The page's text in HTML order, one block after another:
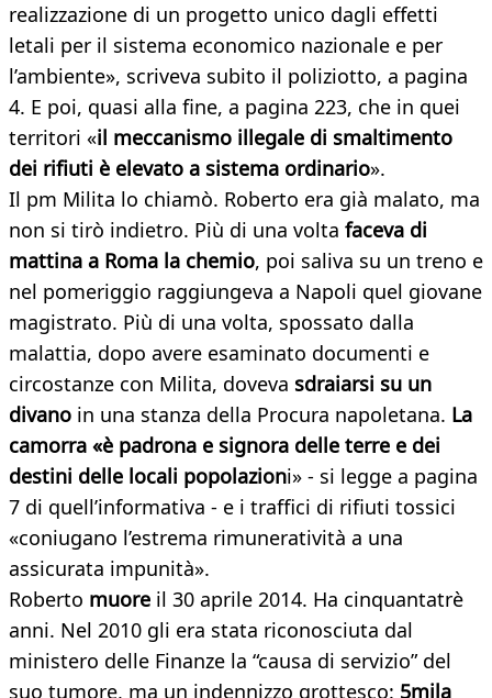
realizzazione di un progetto unico dagli effetti
letali per il sistema economico nazionale e per
l’ambiente», scriveva subito il poliziotto, a pagina
4. E poi, quasi alla fine, a pagina 223, che in quei
territori «il meccanismo illegale di smaltimento
dei rifiuti è elevato a sistema ordinario».
Il pm Milita lo chiamò. Roberto era già malato, ma
non si tirò indietro. Più di una volta faceva di
mattina a Roma la chemio, poi saliva su un treno e
nel pomeriggio raggiungeva a Napoli quel giovane
magistrato. Più di una volta, spossato dalla
malattia, dopo avere esaminato documenti e
circostanze con Milita, doveva sdraiarsi su un
divano in una stanza della Procura napoletana. La
camorra «è padrona e signora delle terre e dei
destini delle locali popolazioni» - si legge a pagina
7 di quell’informativa - e i traffici di rifiuti tossici
«coniugano l’estrema rimuneratività a una
assicurata impunità».
Roberto muore il 30 aprile 2014. Ha cinquantatrè
anni. Nel 2010 gli era stata riconosciuta dal
ministero delle Finanze la “causa di servizio” del
suo tumore, ma un indennizzo grottesco: 5mila